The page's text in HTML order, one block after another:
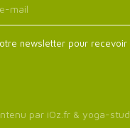
newsletter pour recevoir
par iOz.fr & yoga-